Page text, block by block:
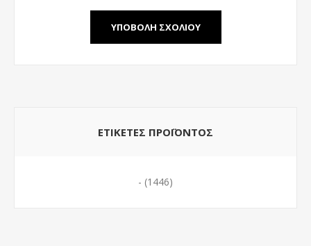
ΕΤΙΚΈΤΕΣ ΠΡΟΪΌΝΤΟΣ
- (1446)